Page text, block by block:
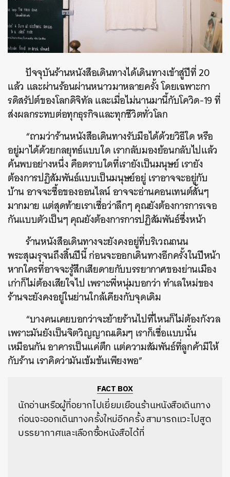
ปัจจุบันร้านหนังสือเดินทางได้เดินทางเข้าสู่ปีที่ 20
แล้ว และผ่านร้อนผ่านหนาวมาหลายครั้ง โดยเฉพาะกา
รดิสรัปต์ของโลกดิจิทัล และเมื่อไม่นานมานี้กับโควิด-19 ที่
ส่งผลกระทบต่อทุกธุรกิจและทุกชีวิตทั่วโลก
“ถามว่าร้านหนังสือเดินทางรับมือได้ด้วยวิธีใด หรือ
อยู่มาได้ด้วยกลยุทธ์แบบใด เรากลับมองย้อนกลับไปแล้ว
ค้นพบอย่างหนึ่ง คือตราบใดที่เรายังเป็นมนุษย์ เรายัง
ต้องการปฏิสัมพันธ์แบบเป็นมนุษย์อยู่ เราอาจจะอยู่กับ
บ้าน อาจจะซื้อของออนไลน์ อาจจะอ่านคอนเทนต์สั้นๆ
มากมาย แต่สุดท้ายเราเชื่อว่าลึกๆ คุณยังต้องการการเจอ
กันแบบตัวเป็นๆ คุณยังต้องการการปฏิสัมพันธ์ซึ่งหน้า
ร้านหนังสือเดินทางจะยังคงอยู่ที่บริเวณถนน
พระสุเมรุจนถึงสิ้นปีนี้ ก่อนจะออกเดินทางอีกครั้งในปีหน้า
หากใครที่อาจจะรู้สึกเสียดายกับบรรยากาศของย่านเมือง
เก่าก็ไม่ต้องเสียใจไป เพราะพี่หนุ่มบอกว่า ทำเลใหม่ของ
ร้านจะยังคงอยู่ในย่านใกล้เคียงกับจุดเดิม
“บางคนเคยบอกว่าจะย้ายร้านไปที่ไหนก็ไม่ต้องกังวล
เพราะมันยังเป็นจิตวิญญาณเดิมๆ เราก็เชื่อแบบนั้น
เหมือนกัน อาคารเป็นแค่ตึก แต่ความสัมพันธ์ที่ลูกค้ามีให้
กับร้าน เราคิดว่ามันเข้มข้นเพียงพอ”
FACT BOX
นักอ่านหรือผู้ที่อยากไปเยี่ยมเยือนร้านหนังสือเดินทาง
ก่อนจะออกเดินทางครั้งใหม่อีกครั้ง สามารถแวะไปสูด
บรรยากาศและเลือกซื้อหนังสือได้ที่